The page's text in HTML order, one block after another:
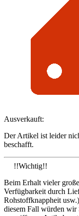
Ausverkauft:
Der Artikel ist leider
beschafft.
!!Wichtig!!
Beim Erhalt vieler
Verfügbarkeit durch
Rohstoffknappheit
diesem Fall würden wir